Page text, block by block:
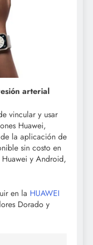
arterial
vincular y usar
Huawei,
la aplicación de
sin costo en
y Android,
en la HUAWEI
Dorado y